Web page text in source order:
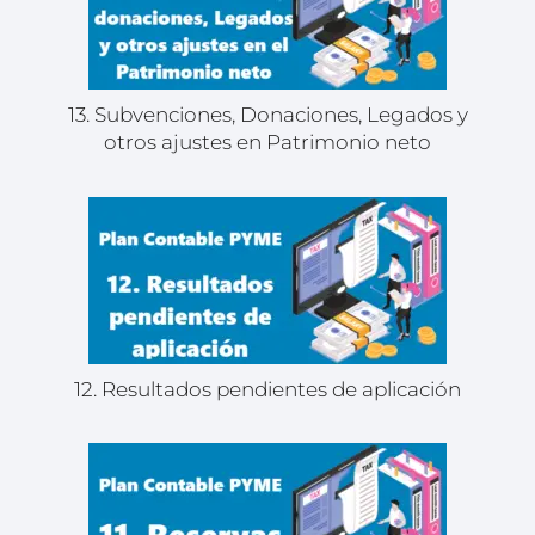
13. Subvenciones, Donaciones, Legados y
otros ajustes en Patrimonio neto
12. Resultados pendientes de aplicación